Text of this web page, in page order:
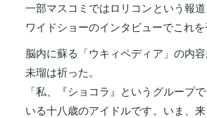
一部マスコミではロリコンという報
ワイドショーのインタビューでこれを
脳内に蘇る「ウキィペディア」の内容
未瑠は祈った。
「私、『ショコラ』というグループ
いる十八歳のアイドルです。いま、